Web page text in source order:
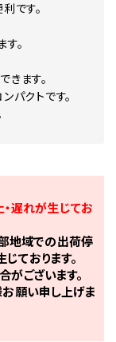
です。
。
ます。
クトです。
遅れが生じてお
地域での出荷停
ております。
ございます。
お願い申し上げま